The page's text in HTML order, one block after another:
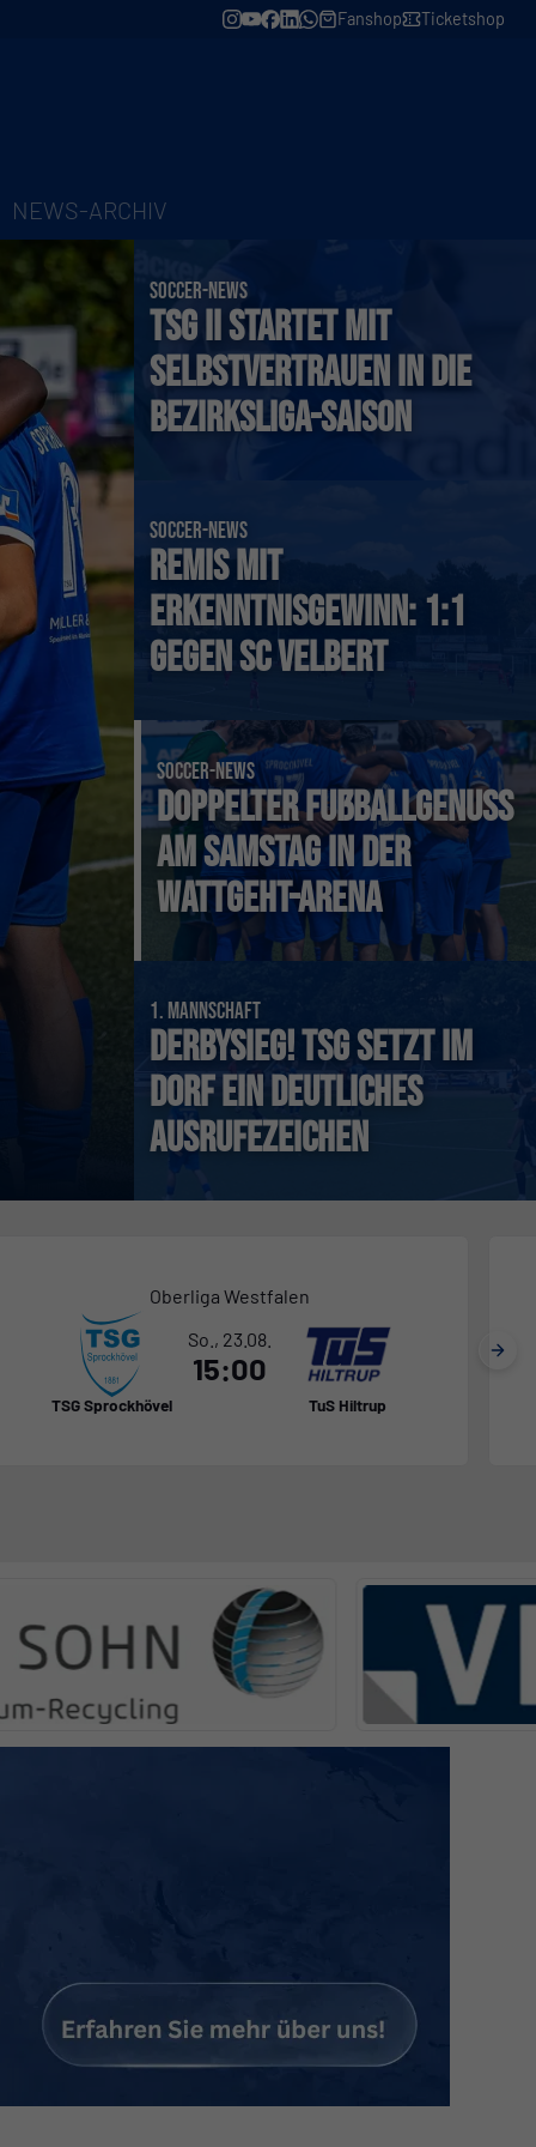
Fanshop Ticketshop
NEWS-ARCHIV
Derbysieg!
deutliches
1. Mannschaft -18.07.2026
Weiterlesen...
SOCCER-NEWS
TSG II startet mit
Selbstvertrauen in die
Bezirksliga-Saison
SOCCER-NEWS
Remis mit
Erkenntnisgewinn: 1:1
gegen SC Velbert
SOCCER-NEWS
Doppelter Fußballgenuss
am Samstag in der
Wattgeht-Arena
1. Mannschaft
Derbysieg! TSG setzt im
Dorf ein deutliches
Ausrufezeichen
Oberliga Westfalen
TSG Sprockhövel
So., 23.08.
15:00
TuS Hiltrup